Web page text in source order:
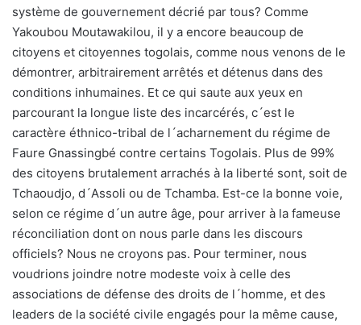
système de gouvernement décrié par tous? Comme
Yakoubou Moutawakilou, il y a encore beaucoup de
citoyens et citoyennes togolais, comme nous venons de le
démontrer, arbitrairement arrêtés et détenus dans des
conditions inhumaines. Et ce qui saute aux yeux en
parcourant la longue liste des incarcérés, c´est le
caractère éthnico-tribal de l´acharnement du régime de
Faure Gnassingbé contre certains Togolais. Plus de 99%
des citoyens brutalement arrachés à la liberté sont, soit de
Tchaoudjo, d´Assoli ou de Tchamba. Est-ce la bonne voie,
selon ce régime d´un autre âge, pour arriver à la fameuse
réconciliation dont on nous parle dans les discours
officiels? Nous ne croyons pas. Pour terminer, nous
voudrions joindre notre modeste voix à celle des
associations de défense des droits de l´homme, et des
leaders de la société civile engagés pour la même cause,